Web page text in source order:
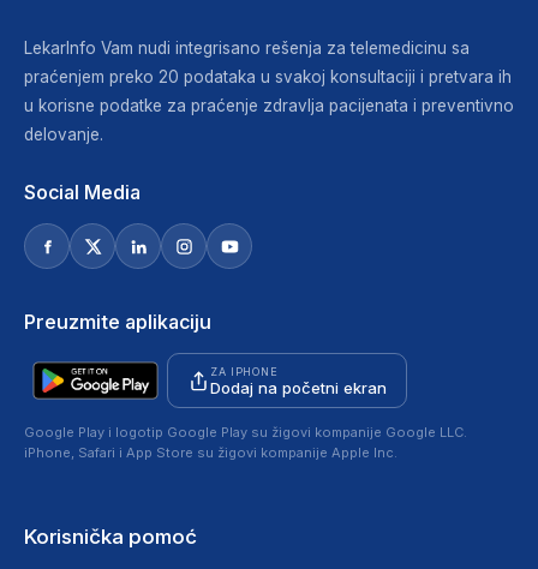
LekarInfo Vam nudi integrisano rešenja za telemedicinu sa
praćenjem preko 20 podataka u svakoj konsultaciji i pretvara ih
u korisne podatke za praćenje zdravlja pacijenata i preventivno
delovanje.
Social Media
Preuzmite aplikaciju
ZA IPHONE
Dodaj na početni ekran
Google Play i logotip Google Play su žigovi kompanije Google LLC.
iPhone, Safari i App Store su žigovi kompanije Apple Inc.
Korisnička pomoć